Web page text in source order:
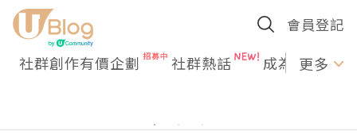
會員登記
社群創作有價企劃 社群熱話 成為U更多